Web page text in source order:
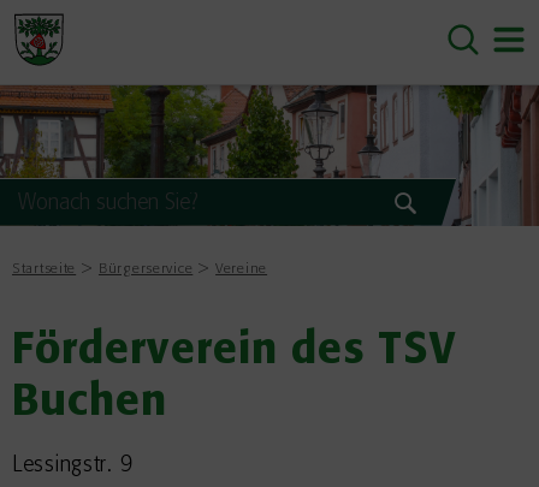
Startseite Bürgerservice Vereine
Förderverein des TSV
Buchen
Lessingstr. 9